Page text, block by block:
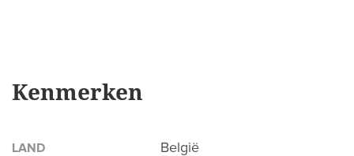
Kenmerken
LAND België